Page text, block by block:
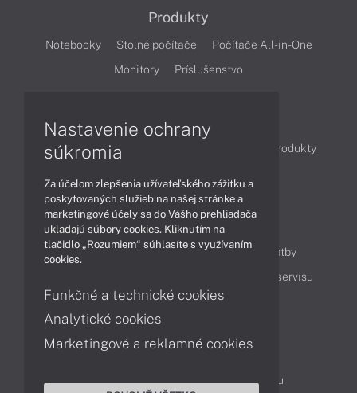
Produkty
Notebooky Stolné počítače
Počítače All-in-One
Monitory
Príslušenstvo
Články
Obchodné informácie
Produkty
Obsah
Ako nakupovať
Možnosti doručenia a platby
Cenník servisu
Kontakty
Servisné oddelenie
Reklamácia tovaru
Nastavenie ochrany
súkromia
Za účelom zlepšenia užívateľského zážitku a
poskytovaných služieb na našej stránke a
marketingové účely sa do Vášho prehliadača
ukladajú súbory cookies. Kliknutím na
tlačidlo „Rozumiem“ súhlasíte s využívaním
cookies.
Funkčné a technické cookies
Analytické cookies
Marketingové a reklamné cookies